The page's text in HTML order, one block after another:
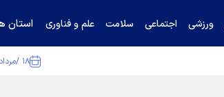
ورزشی اجتماعی سلامت علم و فناوری استان
۱۸ /مرداد /۱۴۰۵